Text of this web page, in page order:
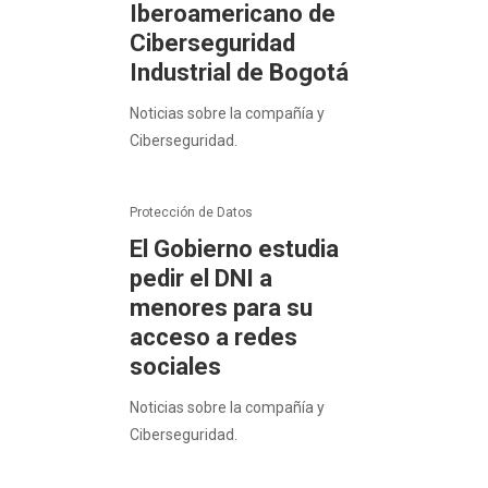
Iberoamericano de
Ciberseguridad
Industrial de Bogotá
Noticias sobre la compañía y
Ciberseguridad.
Protección de Datos
El Gobierno estudia
pedir el DNI a
menores para su
acceso a redes
sociales
Noticias sobre la compañía y
Ciberseguridad.